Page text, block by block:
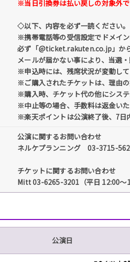
※当日引換券は払い戻しの対象外で
◇以下、内容を必ず一読ください。
※携帯電話等の受信設定でドメイ
必ず「@ticket.rakuten.co.jp」か
メールが届かない事により、当選
※申込時には、残席状況が変動し
※ご購入されたチケットは、理由
※購入時、チケット代の他にシス
※中止等の場合、手数料は返金い
※楽天ポイントは公演終了後、7日
公演に関するお問い合わせ
ネルケプランニング 03-3715-
チケットに関するお問い合わせ
Mitt 03-6265-3201（平日 12:00〜
公演日